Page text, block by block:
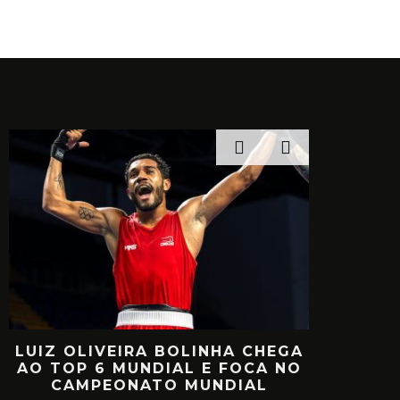
LUIZ OLIVEIRA BOLINHA CHEGA
AO TOP 6 MUNDIAL E FOCA NO
CAMPEONATO MUNDIAL